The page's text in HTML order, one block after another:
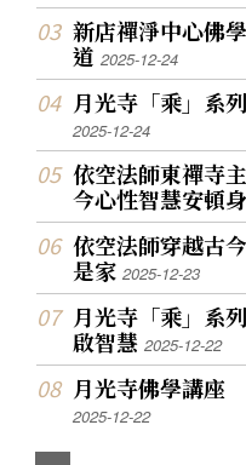
新店禪淨中心佛
道2025-12-24
月光寺「乘」系
2025-12-24
依空法師東禪寺
今心性智慧安頓
依空法師穿越古
是家2025-12-23
月光寺「乘」系
啟智慧2025-12-22
月光寺佛學講座
2025-12-22